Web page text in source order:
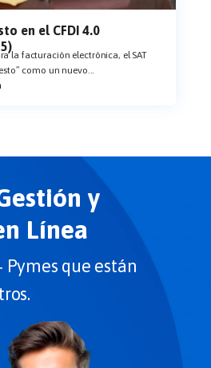
en el CFDI 4.0
la facturación electrónica, el SAT
como un nuevo
y
Línea
Pymes que están